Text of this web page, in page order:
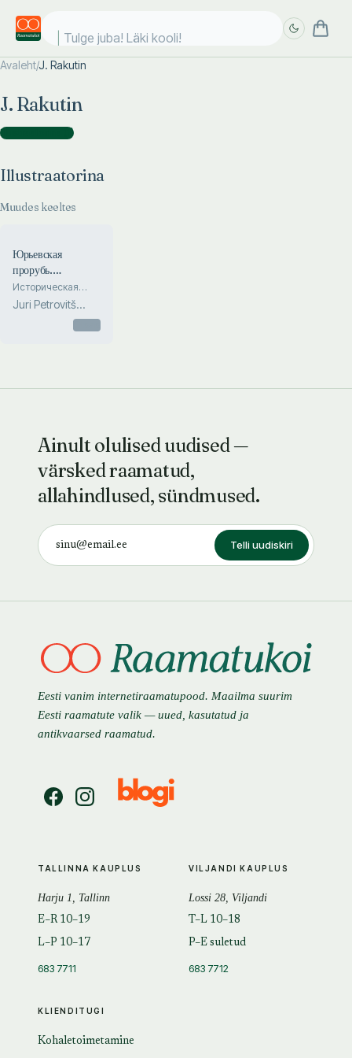
Tulge juba! Läki kooli!
Avaleht/J. Rakutin
J. Rakutin
Illustraatorina )
Illustraatorina
Muudes keeltes
Юрьевская
прорубь.
Jurjevskaja
prorub
Историческая
повесть
Juri Petrovitš
Ainult olulised uudised —
värsked raamatud,
allahindlused, sündmused.
Telli uudiskiri
Eesti vanim internetiraamatupood. Maailma suurim
Eesti raamatute valik — uued, kasutatud ja
antikvaarsed raamatud.
KLIENDITUGI
Kohaletoimetamine
TALLINNA KAUPLUS
Harju 1, Tallinn
E–R 10–19
L–P 10–17
683 7711
VILJANDI KAUPLUS
Lossi 28, Viljandi
T–L 10–18
P–E suletud
683 7712